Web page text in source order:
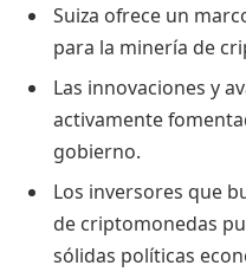
Suiza ofrece un
para la minería de
Las innovaciones y
activamente
gobierno.
Los inversores que
de criptomonedas
sólidas políticas